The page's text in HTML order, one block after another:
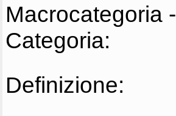
Macrocategoria -
Categoria:
Definizione: